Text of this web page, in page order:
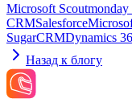
Microsoft Scout
CRMSalesforce
SugarCRMDynamics
Назад к блогу